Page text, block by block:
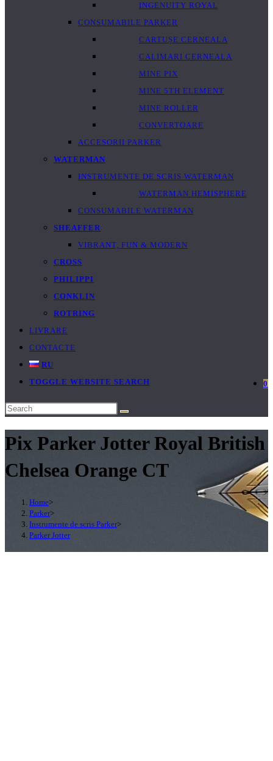
INGENUITY ROYAL
CONSUMABILE PARKER
CARTUȘE CERNEALA
CALIMARI CERNEALA
MINE PIX
MINE 5TH ELEMENT
MINE ROLLER
CONVERTOARE
ACCESORII PARKER
WATERMAN
INSTRUMENTE DE SCRIS WATERMAN
WATERMAN HEMISPHERE
CONSUMABILE WATERMAN
SHEAFFER
VIBRANT, FUN & MODERN
CROSS
PHILIPPI
CONKLIN
ROTRING
LIVRARE
CONTACTE
RU
0
TOGGLE WEBSITE SEARCH
Pix Parker Jotter Royal British
Chelsea Orange CT
Home>
Parker>
Instrumente de scris Parker>
Parker Jotter